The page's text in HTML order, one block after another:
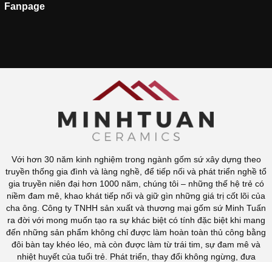
Fanpage
Với hơn 30 năm kinh nghiệm trong ngành gốm sứ xây dựng theo
truyền thống gia đình và làng nghề, để tiếp nối và phát triển nghề tổ
gia truyền niên đại hơn 1000 năm, chúng tôi – những thế hệ trẻ có
niềm đam mê, khao khát tiếp nối và giữ gìn những giá trị cốt lõi của
cha ông. Công ty TNHH sản xuất và thương mại gốm sứ Minh Tuấn
ra đời với mong muốn tạo ra sự khác biệt có tính đặc biệt khi mang
đến những sản phẩm không chỉ được làm hoàn toàn thủ công bằng
đôi bàn tay khéo léo, mà còn được làm từ trái tim, sự đam mê và
nhiệt huyết của tuổi trẻ. Phát triển, thay đổi không ngừng, đưa